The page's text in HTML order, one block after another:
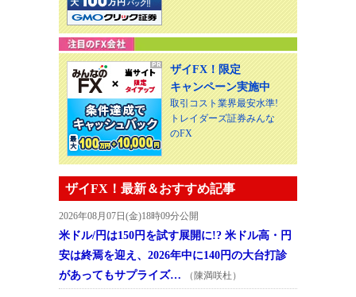
ザイFX！限定
キャンペーン実施中
取引コスト業界最安水準!
トレイダーズ証券みんな
のFX
ザイFX！最新＆おすすめ記事
2026年08月07日(金)18時09分公開
米ドル/円は150円を試す展開に!? 米ドル高・円
安は終焉を迎え、2026年中に140円の大台打診
があってもサプライズ…
（陳満咲杜）